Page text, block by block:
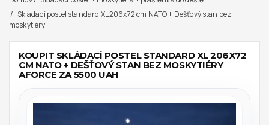
Skládací postel standard XL 206x72 cm NATO + Dešťový stan bez
moskytiéry
KOUPIT SKLÁDACÍ POSTEL STANDARD XL 206X72
CM NATO + DEŠŤOVÝ STAN BEZ MOSKYTIÉRY
AFORCE ZA 5500 UAH